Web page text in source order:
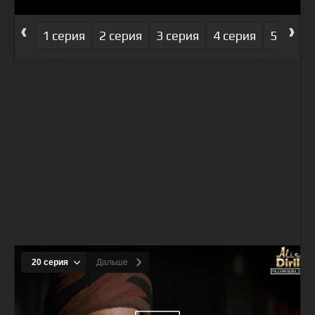
‹ 1 серия 2 серия 3 серия 4 серия 5 серия
›